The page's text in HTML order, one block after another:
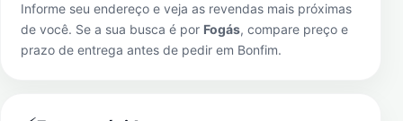
Informe seu endereço e veja as revendas mais próximas
de você. Se a sua busca é por Fogás, compare preço e
prazo de entrega antes de pedir em Bonfim.